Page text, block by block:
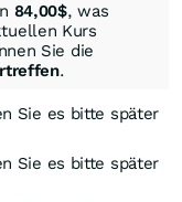
84,00$, was
Kurs
Sie die
.
Sie es bitte später
Sie es bitte später